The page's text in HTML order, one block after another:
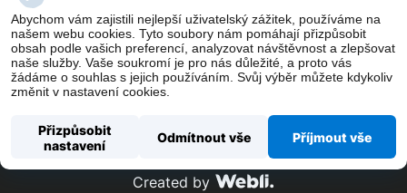
Abychom vám zajistili nejlepší uživatelský zážitek, používáme na
našem webu cookies. Tyto soubory nám pomáhají přizpůsobit
obsah podle vašich preferencí, analyzovat návštěvnost a zlepšovat
naše služby. Vaše soukromí je pro nás důležité, a proto vás
žádáme o souhlas s jejich používáním. Svůj výběr můžete kdykoliv
změnit v nastavení cookies.
Přizpůsobit
nastavení
Odmítnout vše Příjmout vše
Kontakt
Copyright ©
TUCAR PLUS s.r.o.
Created by